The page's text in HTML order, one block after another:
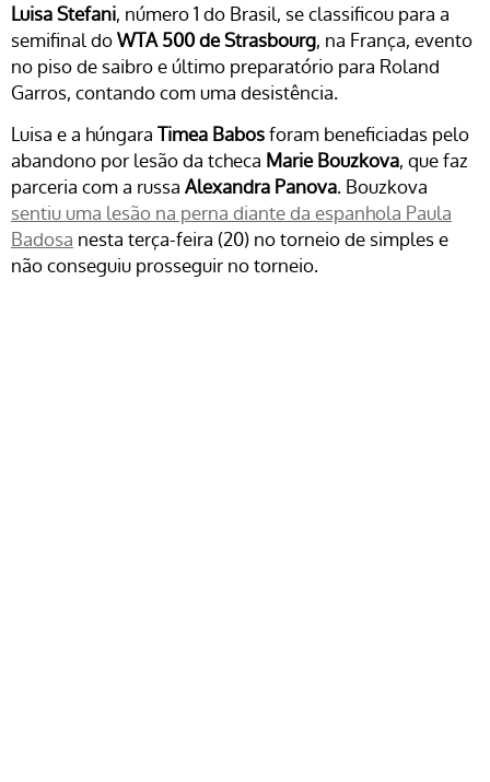
Luisa Stefani, número 1 do Brasil, se classificou para a
semifinal doWTA 500 de Strasbourg, na França, evento
no piso de saibro e último preparatório para Roland
Garros, contando com uma desistência.
Luisa e a húngara Timea Babosforam beneficiadas pelo
abandono por lesão da tcheca Marie Bouzkova, que faz
parceria com a russa Alexandra Panova. Bouzkova
sentiu uma lesão na perna diante da espanhola Paula
Badosa nesta terça-feira (20) no torneio de simples e
não conseguiu prosseguir no torneio.